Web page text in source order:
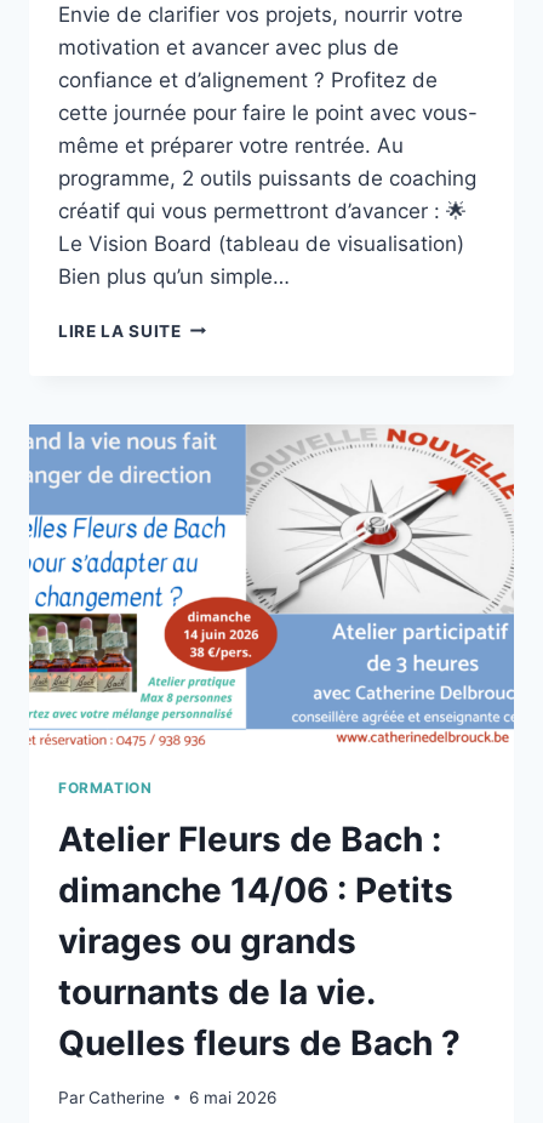
Envie de clarifier vos projets, nourrir votre
motivation et avancer avec plus de
confiance et d’alignement ? Profitez de
cette journée pour faire le point avec vous-
même et préparer votre rentrée. Au
programme, 2 outils puissants de coaching
créatif qui vous permettront d’avancer : 🌟
Le Vision Board (tableau de visualisation)
Bien plus qu’un simple…
LIRE LA SUITE VENDREDI
MISE
AU
CLAIR
VOS
PROCHAINS
PROJETS
ET
OBJECTIFS
FORMATION
Atelier Fleurs de Bach :
dimanche 14/06 : Petits
virages ou grands
tournants de la vie.
Quelles fleurs de Bach ?
ParCatherine 6 mai 2026